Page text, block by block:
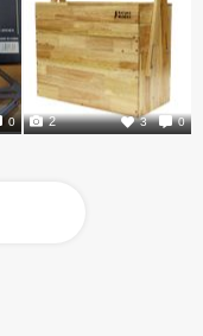
0 3 0
2